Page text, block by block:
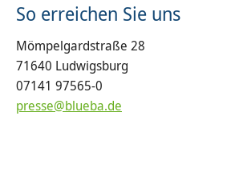
So erreichen Sie uns
Mömpelgardstraße 28
71640 Ludwigsburg
07141 97565-0
presse@blueba.de